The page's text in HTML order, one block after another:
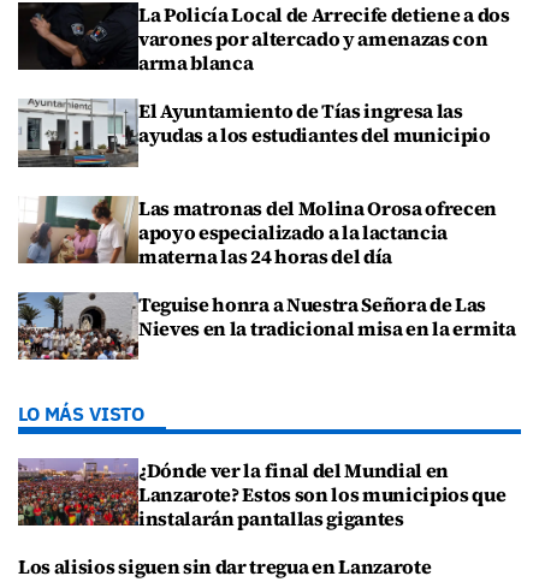
La Policía Local de Arrecife detiene a dos
varones por altercado y amenazas con
arma blanca
El Ayuntamiento de Tías ingresa las
ayudas a los estudiantes del municipio
Las matronas del Molina Orosa ofrecen
apoyo especializado a la lactancia
materna las 24 horas del día
Teguise honra a Nuestra Señora de Las
Nieves en la tradicional misa en la ermita
LO MÁS VISTO
¿Dónde ver la final del Mundial en
Lanzarote? Estos son los municipios que
instalarán pantallas gigantes
Los alisios siguen sin dar tregua en Lanzarote